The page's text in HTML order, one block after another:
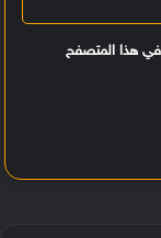
في هذا المتصفح